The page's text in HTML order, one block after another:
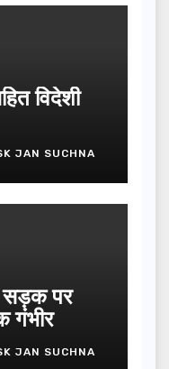
विदेशी
JAN SUCHNA
सड़क पर
गंभीर
JAN SUCHNA